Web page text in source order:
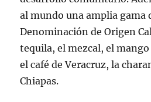
al mundo una amplia gama
Denominación de Origen
tequila, el mezcal, el
el café de Veracruz, la
Chiapas.